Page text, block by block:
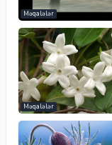
Məqalələr
Məqalələr